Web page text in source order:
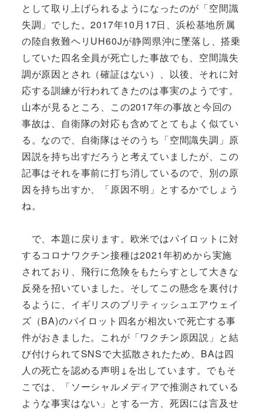
として取り上げられるようになったのが「空間識
失調」でした。2017年10月17日、浜松基地所属
の陸自救難ヘリUH60Jが静岡県沖に墜落し、搭乗
していた四名全員が死亡した事故でも、空間識失
調が原因とされ（確証はない）、以後、それに対
応する訓練が行われてきたのは事実のようです。
山本が見るところ、この2017年の事故と今回の
事故は、自衛隊の対応も含めてとてもよく似てい
る。なので、自衛隊はそのうち「空間識失調」原
因説を持ち出すだろうと考えていましたが、この
記事はそれを事前に打ち消しているので、別の原
因を持ち出すか、「原因不明」とするかでしょう
ね。
で、本題に戻ります。欧米ではパイロットに対
するコロナワクチン接種は2021年初めから実施
されており、飛行に危険をもたらすとして大きな
反発を招いていました。そしてこの懸念を裏付け
るように、イギリスのブリティッシュエアウェイ
ズ（BA)のパイロット四名が相次いで死亡する事
件がおきました。これが「ワクチン原因説」と結
び付けられてSNSで大拡散されたため、BAは四
人の死亡を認める声明↓を出しています。でもそ
こでは、「ソーシャルメディアで推測されている
ような事実はない」とする一方、死因には言及せ